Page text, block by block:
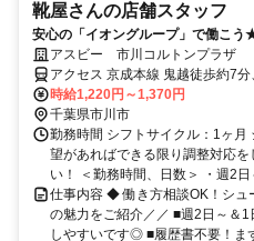
靴屋さんの店舗スタッフ
安心の「イオングループ」で働こ
日～＆1日3h～ライフスタイルに合
アスビー 市川コルトンプラザ
アクセス 京成本線 鬼越徒歩約7
約10分、ＪＲ総武本線 本八幡〔
り徒歩7分
時給1,220円～1,370円
千葉県市川市
勤務時間 シフトサイクル：1ヶ
望があればできる限り調整対応
い！ ＜勤務時間、日数＞ ・週2
仕事内容 ◆ 働き方相談OK！シ
の魅力をご紹介／／ ■週2日～＆
しやすいです◎ ■履歴書不要！ま